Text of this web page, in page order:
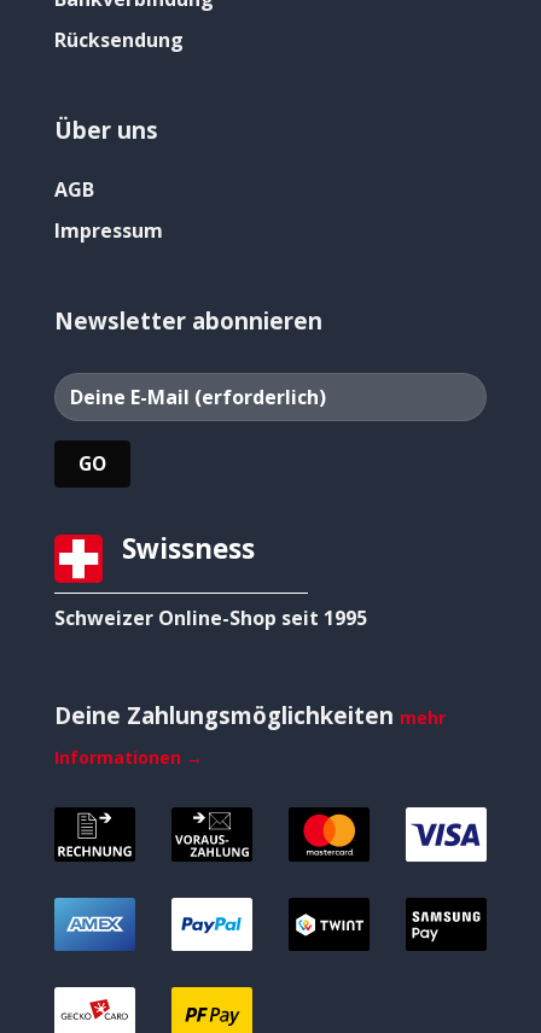
Rücksendung
Über uns
AGB
Impressum
Newsletter abonnieren
Swissness
Schweizer Online-Shop seit 1995
Deine Zahlungsmöglichkeiten mehr
Informationen →